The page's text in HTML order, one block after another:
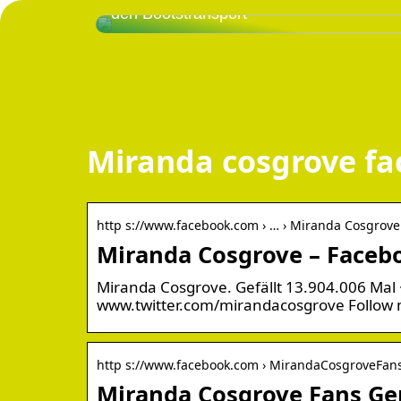
den Bootstransport
Miranda cosgrove
http s://www.facebook.com › … › Miranda Cosgrove
Miranda Cosgrove –
Miranda Cosgrove. Gefällt 13.904.006
www.twitter.com/mirandacosgrove Follow
http s://www.facebook.com ›
Miranda Cosgrove Fans